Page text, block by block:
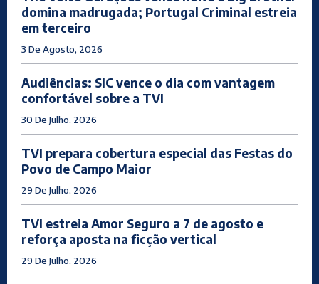
domina madrugada; Portugal Criminal estreia
em terceiro
3 De Agosto, 2026
Audiências: SIC vence o dia com vantagem
confortável sobre a TVI
30 De Julho, 2026
TVI prepara cobertura especial das Festas do
Povo de Campo Maior
29 De Julho, 2026
TVI estreia Amor Seguro a 7 de agosto e
reforça aposta na ficção vertical
29 De Julho, 2026